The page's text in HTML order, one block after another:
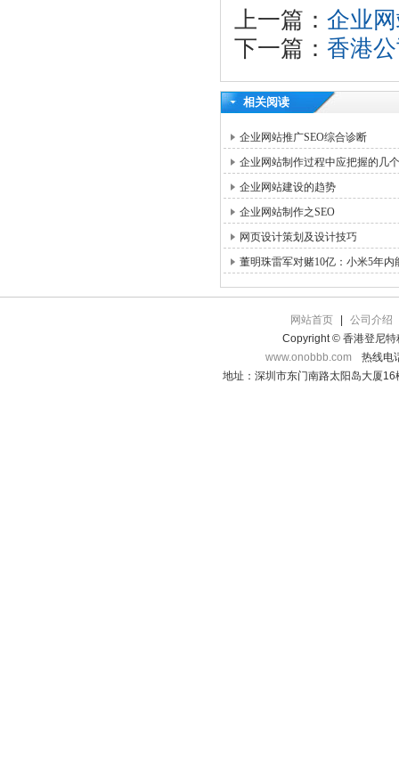
上一篇： 企业
下一篇： 香港
相关阅读
企业网站推广SEO综合诊断
企业网站制作过程中应把握的几
企业网站建设的趋势
企业网站制作之SEO
网页设计策划及设计技巧
董明珠雷军对赌10亿：小米5年内
网站首页
公司介绍
Copyright © 香港登尼特
www.onobbb.com
热线电
地址：深圳市东门南路太阳岛大厦